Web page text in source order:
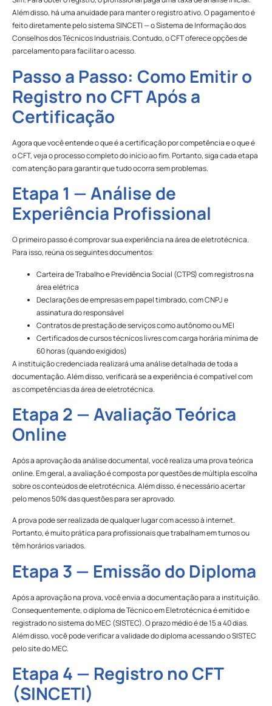
Além disso, há uma anuidade para manter o registro ativo. O pagamento é
feito diretamente pelo sistema SINCETI — o Sistema de Informação dos
Conselhos dos Técnicos Industriais. Contudo, o CFT oferece opções de
parcelamento para facilitar o acesso.
Passo a Passo: Como Emitir o
Registro no CFT Após a
Certificação
Agora que você entende o que é a certificação por competência e o que é
o CFT, veja o processo completo do início ao fim. Portanto, siga cada etapa
com atenção para garantir que tudo ocorra sem problemas.
Etapa 1 — Análise de
Experiência Profissional
O primeiro passo é comprovar sua experiência na área de eletrotécnica.
Para isso, reúna os seguintes documentos:
Carteira de Trabalho e Previdência Social (CTPS) com registros na
área elétrica
Declarações de empresas em papel timbrado, com CNPJ e
assinatura do responsável
Contratos de prestação de serviços como autônomo ou MEI
Certificados de cursos técnicos livres com carga horária mínima de
60 horas (quando exigidos)
A instituição credenciada realizará uma análise detalhada de toda a
documentação. Além disso, verificará se a experiência é compatível com
as competências da área de eletrotécnica.
Etapa 2 — Avaliação Teórica
Online
Após a aprovação da análise documental, você realiza uma prova teórica
online. Em geral, a avaliação é composta por questões de múltipla escolha
sobre os conteúdos de eletrotécnica. Além disso, é necessário acertar
pelo menos 50% das questões para ser aprovado.
A prova pode ser realizada de qualquer lugar com acesso à internet.
Portanto, é muito prática para profissionais que trabalham em turnos ou
têm horários variados.
Etapa 3 — Emissão do Diploma
Após a aprovação na prova, você envia a documentação para a instituição.
Consequentemente, o diploma de Técnico em Eletrotécnica é emitido e
registrado no sistema do MEC (SISTEC). O prazo médio é de 15 a 40 dias.
Além disso, você pode verificar a validade do diploma acessando o SISTEC
pelo site do MEC.
Etapa 4 — Registro no CFT
(SINCETI)